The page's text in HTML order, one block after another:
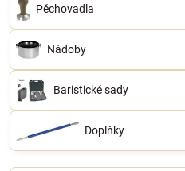
rozšiřovat jak v Itálii tak i v
Pěchovadla
Nádoby
Baristické sady
Doplňky